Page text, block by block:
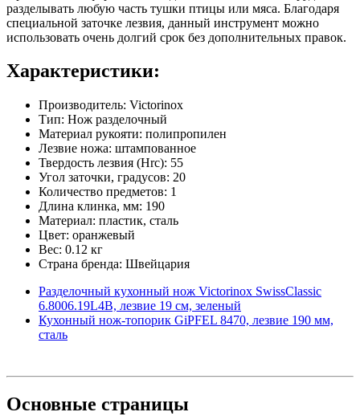
разделывать любую часть тушки птицы или мяса. Благодаря
специальной заточке лезвия, данный инструмент можно
использовать очень долгий срок без дополнительных правок.
Характеристики:
Производитель: Victorinox
Тип: Нож разделочный
Материал рукояти: полипропилен
Лезвие ножа: штампованное
Твердость лезвия (Hrc): 55
Угол заточки, градусов: 20
Количество предметов: 1
Длина клинка, мм: 190
Материал: пластик, сталь
Цвет: оранжевый
Вес: 0.12 кг
Страна бренда: Швейцария
Разделочный кухонный нож Victorinox SwissClassic
6.8006.19L4B, лезвие 19 см, зеленый
Кухонный нож-топорик GiPFEL 8470, лезвие 190 мм,
сталь
Основные страницы